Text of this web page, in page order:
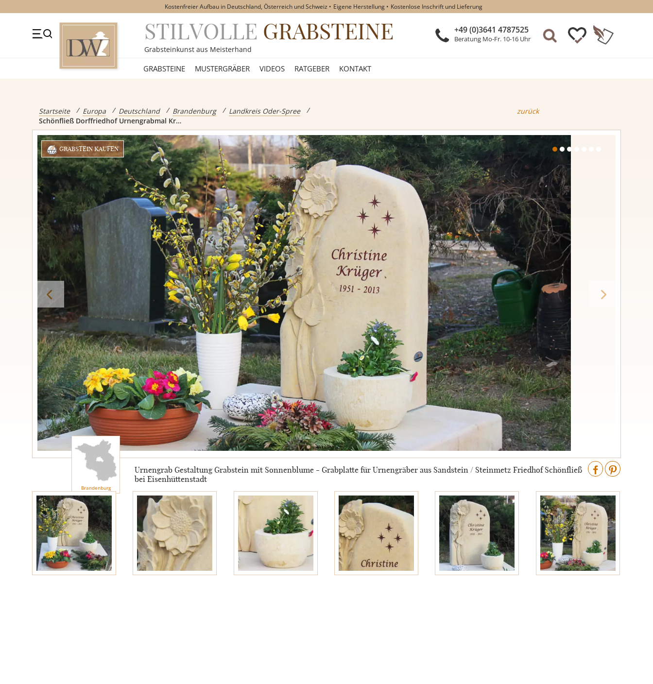
Kostenfreier Aufbau in Deutschland, Österreich und Schweiz Eigene Herstellung Kostenlose Inschrift und Lieferung
+49 (0)3641 4787525
Beratung Mo-Fr. 09-16 Uhr
Kontakt
GRABSTEINE
Einzelgrabsteine
Doppelgrabsteine
Kindergrabsteine
Urnengrabsteine
STILE
Klassisch
Romantisch
Modern
Zweiteilig
Engel
Stelen
MOTIVE
STILVOLLE GRABSTEINE
Grabsteinkunst aus Meisterhand
+49 (0)3641 4787525
Beratung Mo-Fr. 10-16 Uhr
GRABSTEINE MUSTERGRÄBER VIDEOS RATGEBER KONTAKT
Startseite Europa Deutschland Brandenburg
Landkreis Oder-Spree
Schönfließ Dorffriedhof Urnengrabmal Krüger
zurück
GRABSTEIN KAUFEN
Brandenburg
Urnengrab Gestaltung Grabstein mit Sonnenblume - Grabplatte für Urnengräber aus Sandstein / Steinmetz Friedhof Schönfließ
bei Eisenhüttenstadt